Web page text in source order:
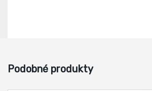
Podobné produkty